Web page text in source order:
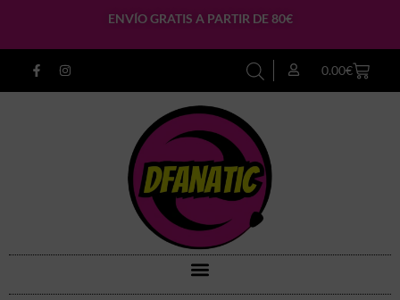
ENVÍO GRATIS A PARTIR DE 80€
0.00€